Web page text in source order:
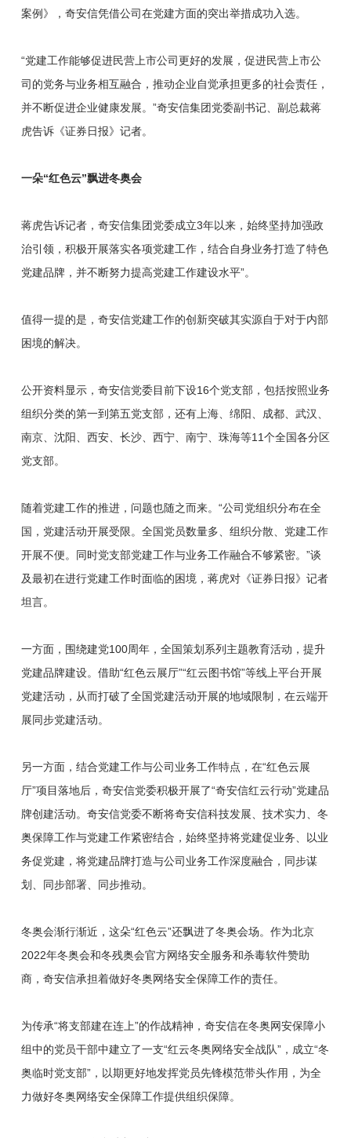
案例》，奇安信凭借公司在党建方面的突出举措成功入选。
“党建工作能够促进民营上市公司更好的发展，促进民营上市公
司的党务与业务相互融合，推动企业自觉承担更多的社会责任，
并不断促进企业健康发展。”奇安信集团党委副书记、副总裁蒋
虎告诉《证券日报》记者。
一朵“红色云”飘进冬奥会
蒋虎告诉记者，奇安信集团党委成立3年以来，始终坚持加强政
治引领，积极开展落实各项党建工作，结合自身业务打造了特色
党建品牌，并不断努力提高党建工作建设水平”。
值得一提的是，奇安信党建工作的创新突破其实源自于对于内部
困境的解决。
公开资料显示，奇安信党委目前下设16个党支部，包括按照业务
组织分类的第一到第五党支部，还有上海、绵阳、成都、武汉、
南京、沈阳、西安、长沙、西宁、南宁、珠海等11个全国各分区
党支部。
随着党建工作的推进，问题也随之而来。“公司党组织分布在全
国，党建活动开展受限。全国党员数量多、组织分散、党建工作
开展不便。同时党支部党建工作与业务工作融合不够紧密。”谈
及最初在进行党建工作时面临的困境，蒋虎对《证券日报》记者
坦言。
一方面，围绕建党100周年，全国策划系列主题教育活动，提升
党建品牌建设。借助“红色云展厅”“红云图书馆”等线上平台开展
党建活动，从而打破了全国党建活动开展的地域限制，在云端开
展同步党建活动。
另一方面，结合党建工作与公司业务工作特点，在“红色云展
厅”项目落地后，奇安信党委积极开展了“奇安信红云行动”党建品
牌创建活动。奇安信党委不断将奇安信科技发展、技术实力、冬
奥保障工作与党建工作紧密结合，始终坚持将党建促业务、以业
务促党建，将党建品牌打造与公司业务工作深度融合，同步谋
划、同步部署、同步推动。
冬奥会渐行渐近，这朵“红色云”还飘进了冬奥会场。作为北京
2022年冬奥会和冬残奥会官方网络安全服务和杀毒软件赞助
商，奇安信承担着做好冬奥网络安全保障工作的责任。
为传承“将支部建在连上”的作战精神，奇安信在冬奥网安保障小
组中的党员干部中建立了一支“红云冬奥网络安全战队”，成立“冬
奥临时党支部”，以期更好地发挥党员先锋模范带头作用，为全
力做好冬奥网络安全保障工作提供组织保障。